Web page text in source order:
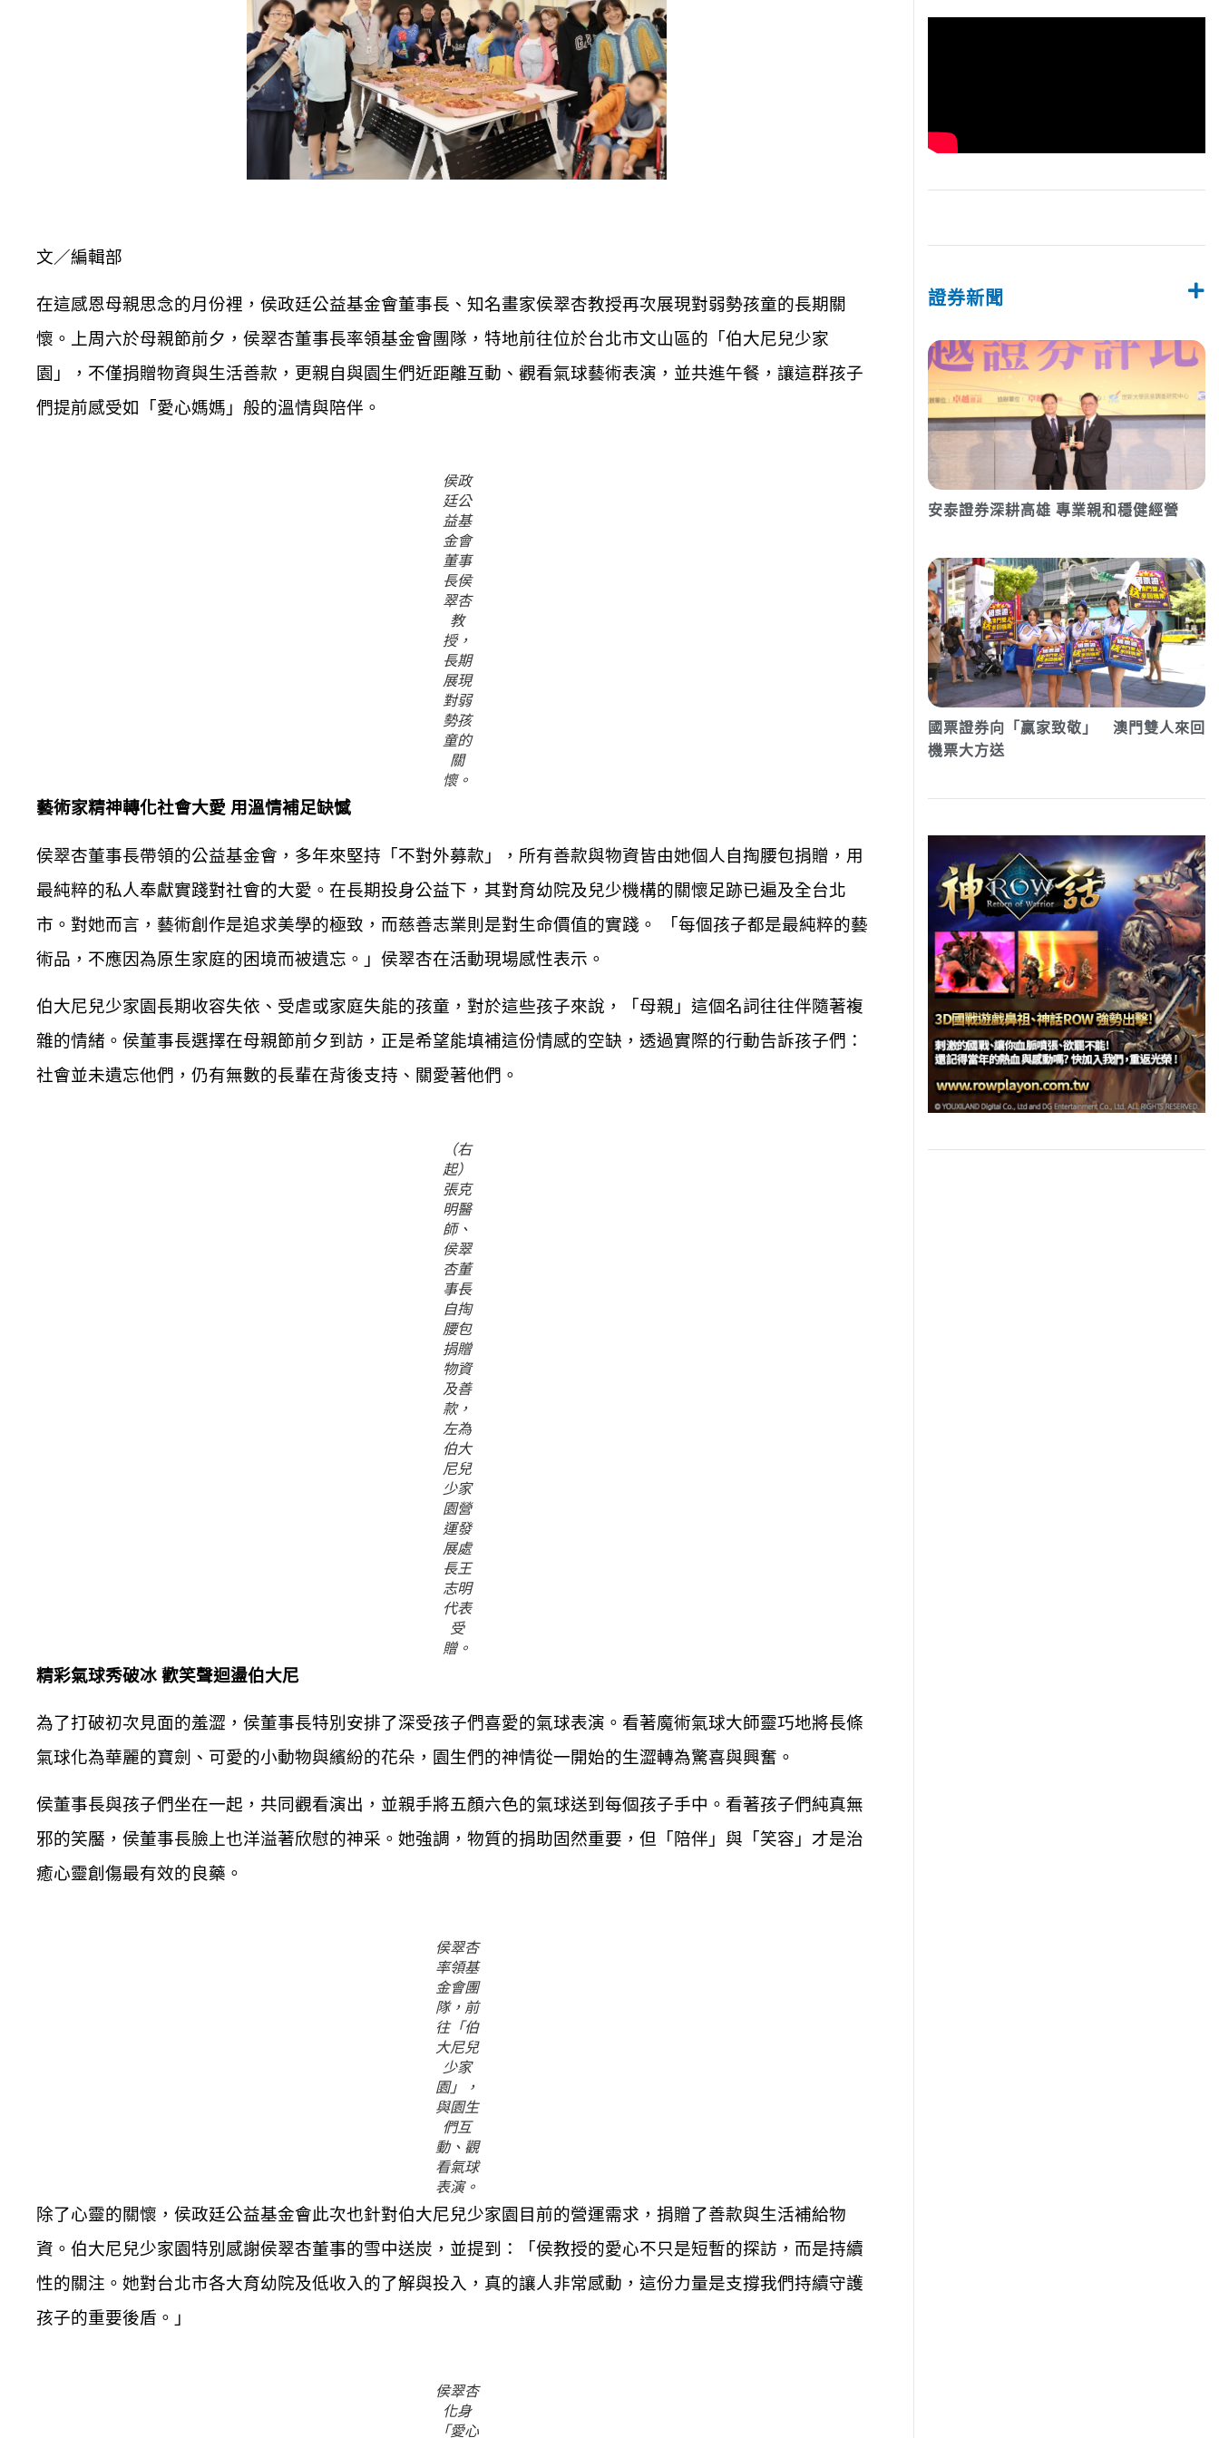
文／編輯部
在這感恩母親思念的月份裡，侯政廷公益基金會董事長、知名畫家侯翠杏教授再次展現對弱勢孩童的長期關
懷。上周六於母親節前夕，侯翠杏董事長率領基金會團隊，特地前往位於台北市文山區的「伯大尼兒少家
園」，不僅捐贈物資與生活善款，更親自與園生們近距離互動、觀看氣球藝術表演，並共進午餐，讓這群孩子
們提前感受如「愛心媽媽」般的溫情與陪伴。
侯政
廷公
益基
金會
董事
長侯
翠杏
教
授，
長期
展現
對弱
勢孩
童的
關
懷。
藝術家精神轉化社會大愛 用溫情補足缺憾
侯翠杏董事長帶領的公益基金會，多年來堅持「不對外募款」，所有善款與物資皆由她個人自掏腰包捐贈，用
最純粹的私人奉獻實踐對社會的大愛。在長期投身公益下，其對育幼院及兒少機構的關懷足跡已遍及全台北
市。對她而言，藝術創作是追求美學的極致，而慈善志業則是對生命價值的實踐。 「每個孩子都是最純粹的藝
術品，不應因為原生家庭的困境而被遺忘。」侯翠杏在活動現場感性表示。
伯大尼兒少家園長期收容失依、受虐或家庭失能的孩童，對於這些孩子來說，「母親」這個名詞往往伴隨著複
雜的情緒。侯董事長選擇在母親節前夕到訪，正是希望能填補這份情感的空缺，透過實際的行動告訴孩子們：
社會並未遺忘他們，仍有無數的長輩在背後支持、關愛著他們。
（右
起）
張克
明醫
師、
侯翠
杏董
事長
自掏
腰包
捐贈
物資
及善
款，
左為
伯大
尼兒
少家
園營
運發
展處
長王
志明
代表
受
贈。
精彩氣球秀破冰 歡笑聲迴盪伯大尼
為了打破初次見面的羞澀，侯董事長特別安排了深受孩子們喜愛的氣球表演。看著魔術氣球大師靈巧地將長條
氣球化為華麗的寶劍、可愛的小動物與繽紛的花朵，園生們的神情從一開始的生澀轉為驚喜與興奮。
侯董事長與孩子們坐在一起，共同觀看演出，並親手將五顏六色的氣球送到每個孩子手中。看著孩子們純真無
邪的笑靨，侯董事長臉上也洋溢著欣慰的神采。她強調，物質的捐助固然重要，但「陪伴」與「笑容」才是治
癒心靈創傷最有效的良藥。
侯翠杏
率領基
金會團
隊，前
往「伯
大尼兒
少家
園」，
與園生
們互
動、觀
看氣球
表演。
除了心靈的關懷，侯政廷公益基金會此次也針對伯大尼兒少家園目前的營運需求，捐贈了善款與生活補給物
資。伯大尼兒少家園特別感謝侯翠杏董事的雪中送炭，並提到：「侯教授的愛心不只是短暫的探訪，而是持續
性的關注。她對台北市各大育幼院及低收入的了解與投入，真的讓人非常感動，這份力量是支撐我們持續守護
孩子的重要後盾。」
侯翠杏
化身
「愛心
證券新聞
安泰證券深耕高雄 專業親和穩健經營
國票證券向「贏家致敬」 澳門雙人來回
機票大方送